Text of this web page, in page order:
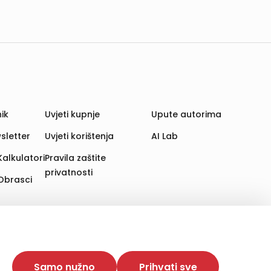
Time poboljšavamo korisničko iskustvo,
web stranica i uređaja u tu svrhu. Naši partneri
Samo nužno Prihvati sve
Uvjeti kupnje
Uvjeti korištenja
Pravila zaštite
privatnosti
Upute autorima
AI Lab